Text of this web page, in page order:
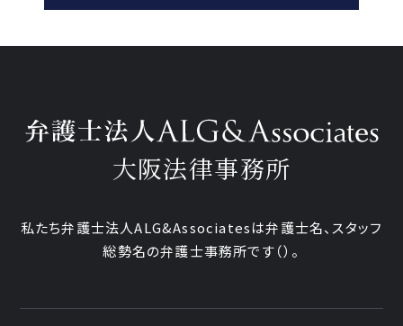
大阪法律事務所
私たち弁護士法人ALG&Associatesは弁護士名、スタッフ
総勢名の弁護士事務所です（）。